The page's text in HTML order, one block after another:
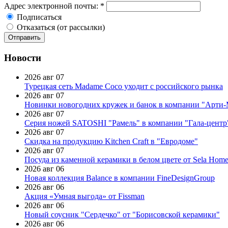
Адрес электронной почты: *
Подписаться
Отказаться (от рассылки)
Новости
2026 авг 07
Турецкая сеть Madame Coco уходит с российского рынка
2026 авг 07
Новинки новогодних кружек и банок в компании
2026 авг 07
Серия ножей SATOSHI "Рамель" в компании "Гала-
2026 авг 07
Скидка на продукцию Kitchen Craft в "Евродоме"
2026 авг 07
Посуда из каменной керамики в белом цвете от Sela Home
2026 авг 06
Новая коллекция Balance в компании FineDesignGroup
2026 авг 06
Акция «Умная выгода» от Fissman
2026 авг 06
Новый соусник "Сердечко" от "Борисовской керамики"
2026 авг 06